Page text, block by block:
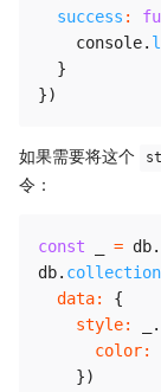
success :
    console
.
}
})
如果需要将这个
令：
const = db.
db. collection
data:
{
style: .
color:
})